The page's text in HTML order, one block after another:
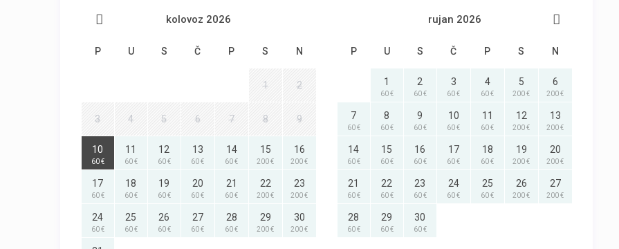
kolovoz 2026
P U S Č P S N
1 2
3 4 5 6 7 8 9
10
60 €
11
60 €
12
60 €
13
60 €
14
60 €
15
200 €
16
200 €
17
60 €
18
60 €
19
60 €
20
60 €
21
60 €
22
200 €
23
200 €
24
60 €
25
60 €
26
60 €
27
60 €
28
60 €
29
200 €
30
200 €
rujan 2026
P U S Č P S N
1
60 €
2
60 €
3
60 €
4
60 €
5
200 €
6
200 €
7
60 €
8
60 €
9
60 €
10
60 €
11
60 €
12
200 €
13
200 €
14
60 €
15
60 €
16
60 €
17
60 €
18
60 €
19
200 €
20
200 €
21
60 €
22
60 €
23
60 €
24
60 €
25
60 €
26
200 €
27
200 €
28
60 €
29
60 €
30
60 €